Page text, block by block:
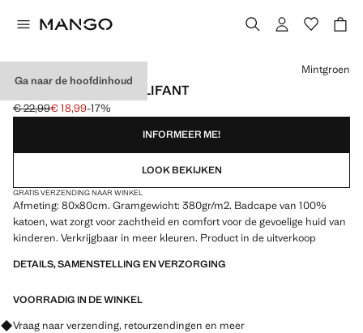
Ga naar de hoofdinhoud
KINDERBADCAPE OLIFANT
Oorspronkelijke prijs doorgehaald [€ 22,99 ]
€ 22,99
Huidige prijs [€ 18,99 ]
€ 18,99-17%
Kies een kleur
Mintgroen
INFORMEER ME!
LOOK BEKIJKEN
GRATIS VERZENDING NAAR WINKEL
Afmeting: 80x80cm. Gramgewicht: 380gr/m2. Badcape van 100%
katoen, wat zorgt voor zachtheid en comfort voor de gevoelige huid van
kinderen. Verkrijgbaar in meer kleuren. Product in de uitverkoop
DETAILS, SAMENSTELLING EN VERZORGING
VOORRADIG IN DE WINKEL
Vraag naar verzending, retourzendingen en meer